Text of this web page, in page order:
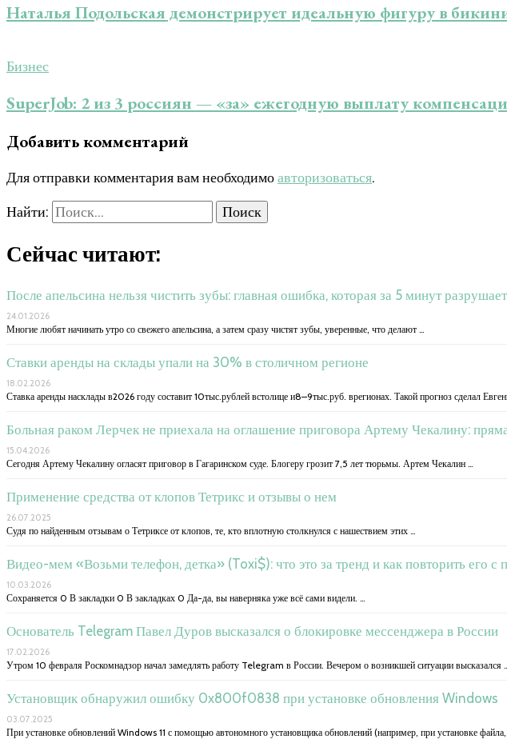
Наталья Подольская демонстрирует идеальную фигуру в
Бизнес
SuperJob: 2 из 3 россиян — «за» ежегодную выплату
Добавить комментарий
Для отправки комментария вам необходимоавторизоваться.
Найти:
Сейчас читают:
После апельсина нельзя чистить зубы: главная ошибка, которая за 5 минут
24.01.2026
Многие любят начинать утро со свежего апельсина, а затем сразу чистят зубы, уверенные, что делают …
Ставки аренды на склады упали на 30% в столичном регионе
18.02.2026
Ставка аренды насклады в2026 году составит 10тыс.рублей встолице и8–9тыс.руб. врегионах. Такой прогноз сделал
Больная раком Лерчек не приехала на оглашение приговора Артему Чекалину:
15.04.2026
Сегодня Артему Чекалину огласят приговор в Гагаринском суде. Блогеру грозит 7,5 лет тюрьмы. Артем Чекалин …
Применение средства от клопов Тетрикс и отзывы о нем
26.07.2025
Судя по найденным отзывам о Тетриксе от клопов, те, кто вплотную столкнулся с нашествием этих …
Видео-мем «Возьми телефон, детка» (Toxi$): что это за тренд и как повторить его
10.03.2026
Сохраняется 0 В закладки 0 В закладках 0 Да-да, вы наверняка уже всё сами видели. …
Основатель Telegram Павел Дуров высказался о блокировке мессенджера в России
17.02.2026
Утром 10 февраля Роскомнадзор начал замедлять работу Telegram в России. Вечером о возникшей ситуации высказался …
Установщик обнаружил ошибку 0x800f0838 при установке обновления Windows
03.07.2025
При установке обновлений Windows 11 с помощью автономного установщика обновлений (например, при установке файла,